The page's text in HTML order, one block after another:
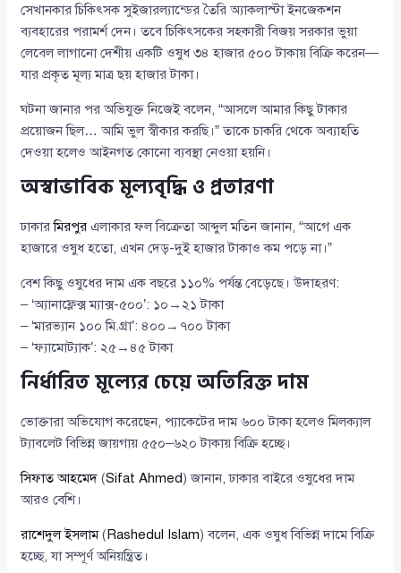
সেখানকার চিকিৎসক সুইজারল্যান্ডের তৈরি অ্যাকলাস্টা ইনজেকশন
ব্যবহারের পরামর্শ দেন। তবে চিকিৎসকের সহকারী বিজয় সরকার ভুয়া
লেবেল লাগানো দেশীয় একটি ওষুধ ৩৪ হাজার ৫০০ টাকায় বিক্রি করেন—
যার প্রকৃত মূল্য মাত্র ছয় হাজার টাকা।
ঘটনা জানার পর অভিযুক্ত নিজেই বলেন, “আসলে আমার কিছু টাকার
প্রয়োজন ছিল… আমি ভুল স্বীকার করছি।” তাকে চাকরি থেকে অব্যাহতি
দেওয়া হলেও আইনগত কোনো ব্যবস্থা নেওয়া হয়নি।
অস্বাভাবিক মূল্যবৃদ্ধি ও প্রতারণা
ঢাকারমিরপুর এলাকার ফল বিক্রেতা আব্দুল মতিন জানান, “আগে এক
হাজারে ওষুধ হতো, এখন দেড়-দুই হাজার টাকাও কম পড়ে না।”
বেশ কিছু ওষুধের দাম এক বছরে ১১০% পর্যন্ত বেড়েছে। উদাহরণ:
– ‘অ্যানাফ্লেক্স ম্যাক্স-৫০০’: ১০→২১ টাকা
– ‘মারভ্যান ১০০ মি.গ্রা’: ৪০০→৭০০ টাকা
– ‘ফ্যামোট্যাক’: ২৫→৪৫ টাকা
নির্ধারিত মূল্যের চেয়ে অতিরিক্ত দাম
ভোক্তারা অভিযোগ করেছেন, প্যাকেটের দাম ৬০০ টাকা হলেও মিলক্যাল
ট্যাবলেট বিভিন্ন জায়গায় ৫৫০–৬২০ টাকায় বিক্রি হচ্ছে।
সিফাত আহমেদ (Sifat Ahmed) জানান, ঢাকার বাইরে ওষুধের দাম
আরও বেশি।
রাশেদুল ইসলাম(Rashedul Islam) বলেন, এক ওষুধ বিভিন্ন দামে বিক্রি
হচ্ছে, যা সম্পূর্ণ অনিয়ন্ত্রিত।